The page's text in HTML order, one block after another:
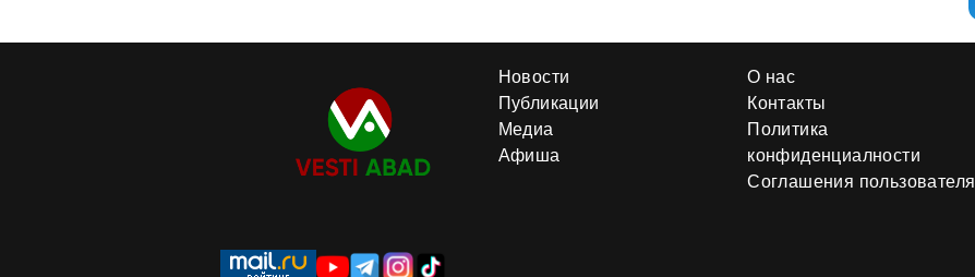
Новости
Публикации
Медиа
Афиша
О нас
Контакты
Политика
конфиденциалности
Соглашения пользователя